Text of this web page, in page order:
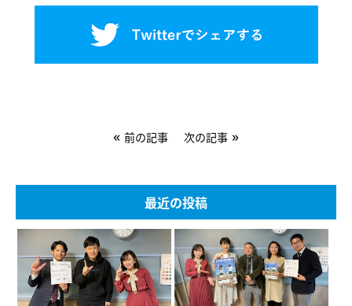
« 前の記事 次の記事 »
最近の投稿